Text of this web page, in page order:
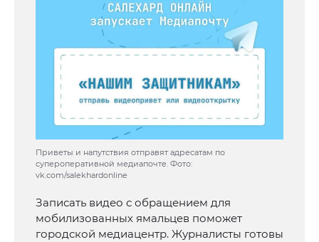
Приветы и напутствия отправят адресатам по
супероперативной медиапочте. Фото:
vk.com/salekhardonline
Записать видео с обращением для
мобилизованных ямальцев поможет
городской медиацентр. Журналисты готовы